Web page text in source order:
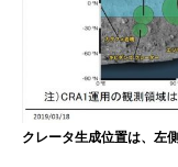
クレータ生成位置は、左